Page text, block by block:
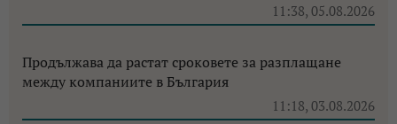
11:38, 05.08.2026
Продължава да растат сроковете за разплащане
между компаниите в България
11:18, 03.08.2026